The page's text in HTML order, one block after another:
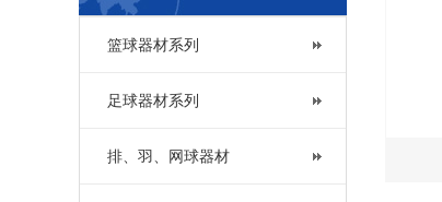
篮球器材系列
足球器材系列
排、羽、网球器材